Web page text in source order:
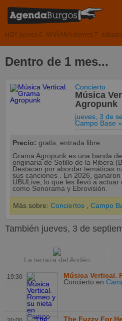
HOY jueves 6 MAÑANA viernes 7
Dentro de 1 mes...
Concierto
Música
Agropunk
jueves, 3 de
Campo Base
Precio: gratis, entrada libre
Grama Agropunk es una banda
originaria de Sotillo de la Ribera
Destacan por abordar temáticas
sus canciones . En 2026,
UBULive, lo que les llevó a
como Sonorama y Ebrovisión.
Más sobre: Conciertos Campo
También jueves, 3 de
La terraza del Andén
19:30
Música Vertical.
Concierto en
The Fuzzy For